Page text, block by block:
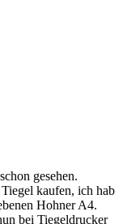
gesehen.
kaufen, ich hab
Hohner A4.
bei Tiegeldrucker